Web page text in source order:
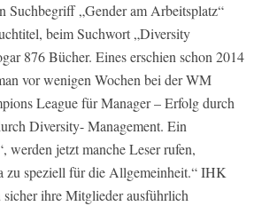
Suchbegriff „Gender am Arbeitsplatz“
beim Suchwort „Diversity
876 Bücher. Eines erschien schon 2014
vor wenigen Wochen bei der WM
League für Manager – Erfolg durch
Diversity- Management. Ein
werden jetzt manche Leser rufen,
zu speziell für die Allgemeinheit.“ IHK
ihre Mitglieder ausführlich